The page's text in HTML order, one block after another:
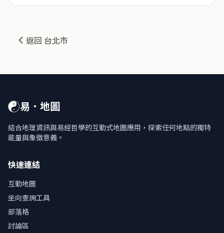
返回 台北市
☯易．地圖
結合地理資訊與易經哲學的互動式地圖應用，探索任何地點的獨特
能量與象徵意義。
快速連結
互動地圖
坐向查詢工具
部落格
討論區